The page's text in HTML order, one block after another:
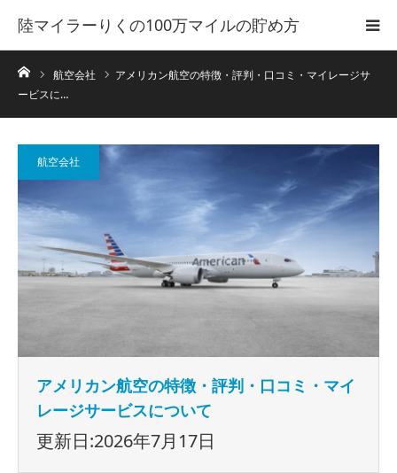
陸マイラーりくの100万マイルの貯め方
ホーム航空会社
アメリカン航空の特徴・評判・口コミ・マイレージサ
ービスに…
航空会社
アメリカン航空の特徴・評判・口コミ・マイ
レージサービスについて
更新日:2026年7月17日